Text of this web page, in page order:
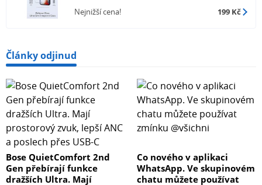
Nejnižší cena! 199 Kč
Články odjinud
Bose QuietComfort 2nd
Gen přebírají funkce
dražších Ultra. Mají
Co nového v aplikaci
WhatsApp. Ve skupinovém
chatu můžete používat